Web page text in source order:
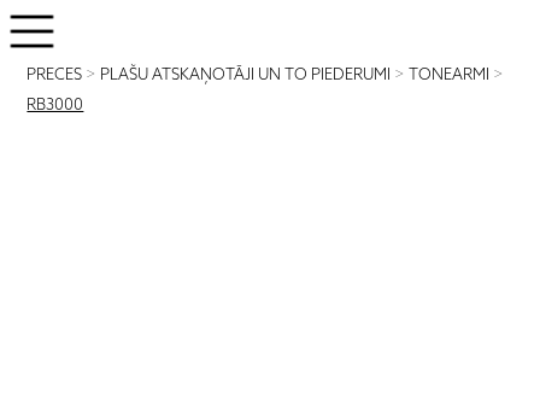
PRECES > PLAŠU ATSKAŅOTĀJI UN TO PIEDERUMI > TONEARMI >
RB3000